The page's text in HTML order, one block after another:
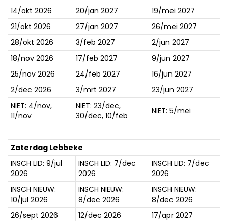
OVER ONS
AQUASPORTEN
ZWEMLESSEN
LESGEVERS GEZOCHT
14/okt 2026 20/jan 2027
19/mei 2027
21/okt 2026
27/jan 2027
26/mei 2027
28/okt 2026
3/feb 2027
2/jun 2027
18/nov 2026
17/feb 2027
9/jun 2027
25/nov 2026
24/feb 2027
16/jun 2027
2/dec 2026
3/mrt 2027
23/jun 2027
NIET: 4/nov,
11/nov
NIET: 23/dec,
30/dec, 10/feb
NIET: 5/mei
Zaterdag Lebbeke
INSCH LID: 9/jul
2026
INSCH LID: 7/dec
2026
INSCH LID: 7/dec
2026
INSCH NIEUW:
10/jul 2026
INSCH NIEUW:
8/dec 2026
INSCH NIEUW:
8/dec 2026
26/sept 2026
12/dec 2026
17/apr 2027